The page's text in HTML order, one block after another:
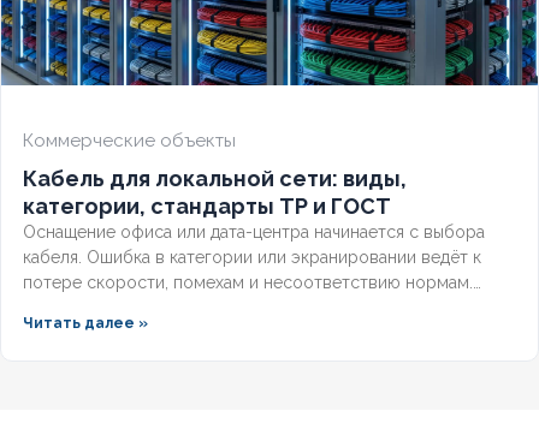
Коммерческие объекты
Кабель для локальной сети: виды,
категории, стандарты ТР и ГОСТ
Оснащение офиса или дата-центра начинается с выбора
кабеля. Ошибка в категории или экранировании ведёт к
потере скорости, помехам и несоответствию нормам.
какие категории поддерживает гигабит и 10G, и как
Читать далее »